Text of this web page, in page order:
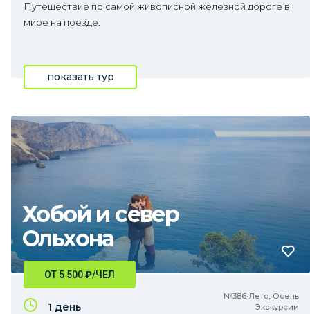
Путешествие по самой живописной железной дороге в
мире на поезде.
показать тур
Хобой и север
Ольхона
№386•Лето, Осень
Экскурсии
ОТ 5 500₽/ЧЕЛ
1 день